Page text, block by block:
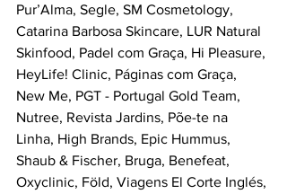
Pur’Alma, Segle, SM Cosmetology,
Catarina Barbosa Skincare, LUR Natural
Skinfood, Padel com Graça, Hi Pleasure,
HeyLife! Clinic, Páginas com Graça,
New Me, PGT - Portugal Gold Team,
Nutree, Revista Jardins, Põe-te na
Linha, High Brands, Epic Hummus,
Shaub & Fischer, Bruga, Benefeat,
Oxyclinic, Föld, Viagens El Corte Inglés,